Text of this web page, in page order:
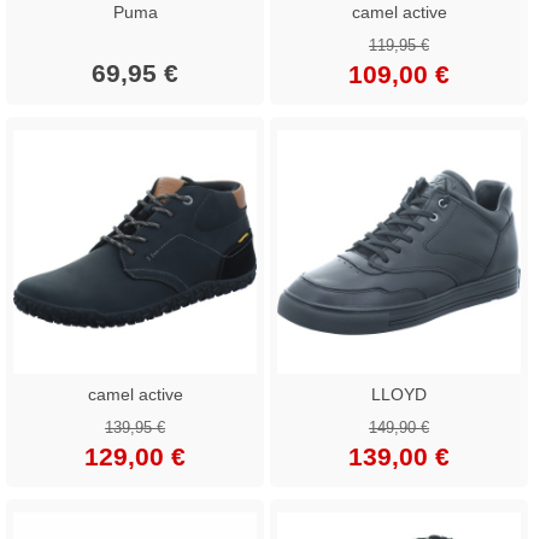
Puma
69,95 €
camel active
119,95 €
109,00 €
camel active
139,95 €
129,00 €
LLOYD
149,90 €
139,00 €